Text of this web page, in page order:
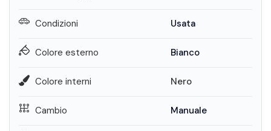
Condizioni Usata
Colore esterno Bianco
Colore interni Nero
Cambio Manuale